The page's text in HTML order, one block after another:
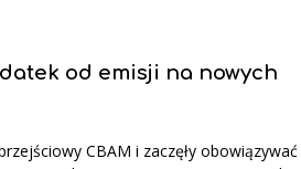
od emisji na nowych
CBAM i zaczęły obowiązywać